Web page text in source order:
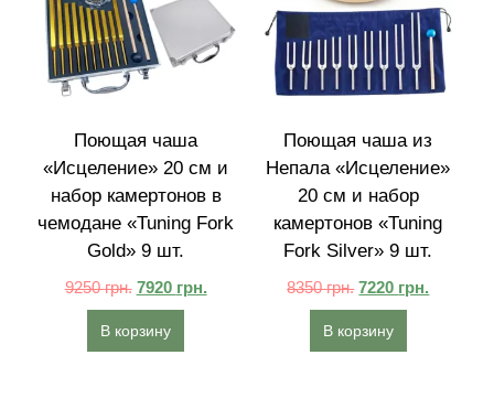
Поющая чаша
«Исцеление» 20 см и
набор камертонов в
чемодане «Tuning Fork
Gold» 9 шт.
9250грн. 7920 грн.
В корзину
Поющая чаша из
Непала «Исцеление»
20 см и набор
камертонов «Tuning
Fork Silver» 9 шт.
8350грн. 7220 грн.
В корзину